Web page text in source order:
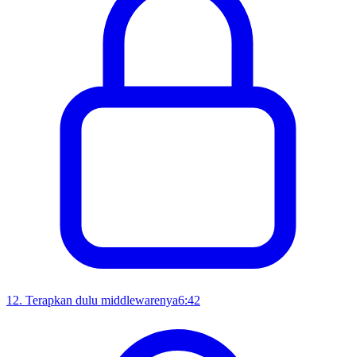
12. Terapkan dulu middlewarenya6:42